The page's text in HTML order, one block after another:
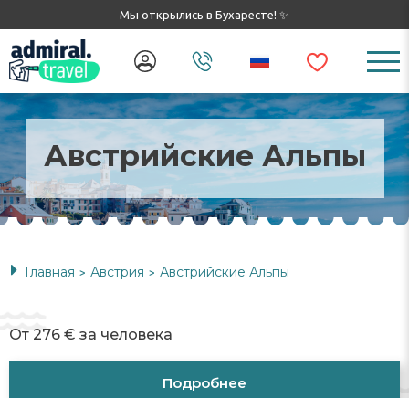
Мы открылись в Бухаресте! ✨
Австрийские Альпы
Главная > Австрия > Австрийские Альпы
От 276 € за человека
Подробнее